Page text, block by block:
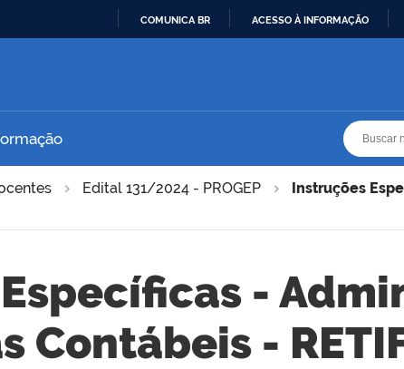
COMUNICA BR ACESSO À INFORMAÇÃO
Edital 131/2024 - PROGEP
Instruções
-
Contábeis -